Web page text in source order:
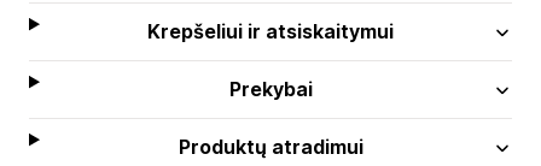
Krepšeliui ir atsiskaitymui
Prekybai
Produktų atradimui